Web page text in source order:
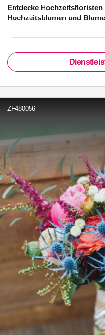
Entdecke
Hochzeitsblumen und
ZF480056